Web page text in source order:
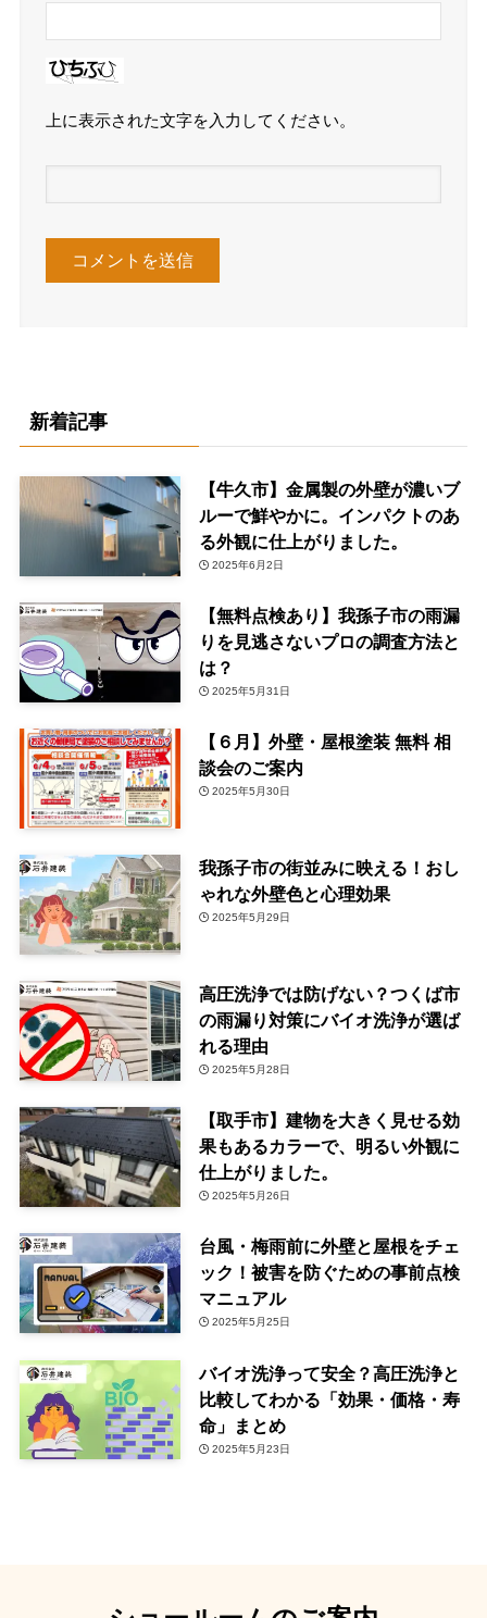
上に表示された文字を入力してください。
新着記事
【牛久市】金属製の外壁が濃いブ
ルーで鮮やかに。インパクトのあ
る外観に仕上がりました。
2025年6月2日
【無料点検あり】我孫子市の雨漏
りを見逃さないプロの調査方法と
は？
2025年5月31日
【６月】外壁・屋根塗装 無料 相
談会のご案内
2025年5月30日
我孫子市の街並みに映える！おし
ゃれな外壁色と心理効果
2025年5月29日
高圧洗浄では防げない？つくば市
の雨漏り対策にバイオ洗浄が選ば
れる理由
2025年5月28日
【取手市】建物を大きく見せる効
果もあるカラーで、明るい外観に
仕上がりました。
2025年5月26日
台風・梅雨前に外壁と屋根をチェ
ック！被害を防ぐための事前点検
マニュアル
2025年5月25日
バイオ洗浄って安全？高圧洗浄と
比較してわかる「効果・価格・寿
命」まとめ
2025年5月23日